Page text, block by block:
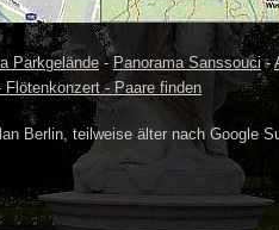
Parkgelände - Panorama Sanssouci-
Flötenkonzert - Paare finden
Berlin, teilweise älter nach Google